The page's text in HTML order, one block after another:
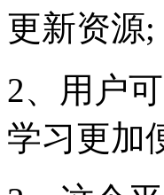
更新资源;
2、用户
学习更加